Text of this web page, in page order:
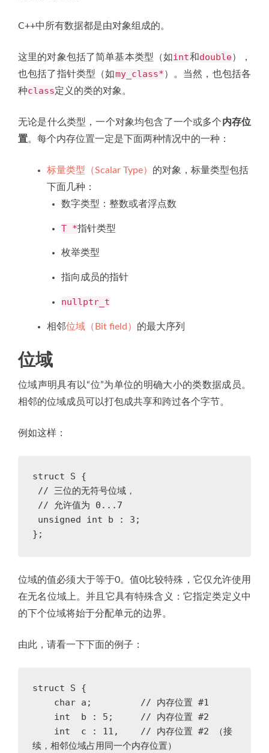
C++中所有数据都是由对象组成的。
这里的对象包括了简单基本类型（如int和double），
也包括了指针类型（如my_class*）。当然，也包括各
种class定义的类的对象。
无论是什么类型，一个对象均包含了一个或多个内存位
置。每个内存位置一定是下面两种情况中的一种：
标量类型（Scalar Type） 的对象，标量类型包括
下面几种：
数字类型：整数或者浮点数
T *指针类型
枚举类型
指向成员的指针
nullptr_t
相邻位域（Bit field） 的最大序列
位域
位域声明具有以“位”为单位的明确大小的类数据成员。
相邻的位域成员可以打包成共享和跨过各个字节。
例如这样：
struct S
{
// 三位的无符号位域，
// 允许值为 0...7
unsigned
int b : 3 ;
};
位域的值必须大于等于0。值0比较特殊，它仅允许使用
在无名位域上。并且它具有特殊含义：它指定类定义中
的下个位域将始于分配单元的边界。
由此，请看一下下面的例子：
struct S
{
char a ;
// 内存位置 #1
int
b : 5 ;
// 内存位置 #2
int
c : 11 ,
// 内存位置 #2 （接
续，相邻位域占用同一个内存位置）